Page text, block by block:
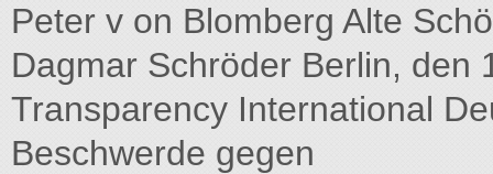
Peter v on Blomberg Alte
Dagmar Schröder Berlin, den
Transparency International
Beschwerde gegen